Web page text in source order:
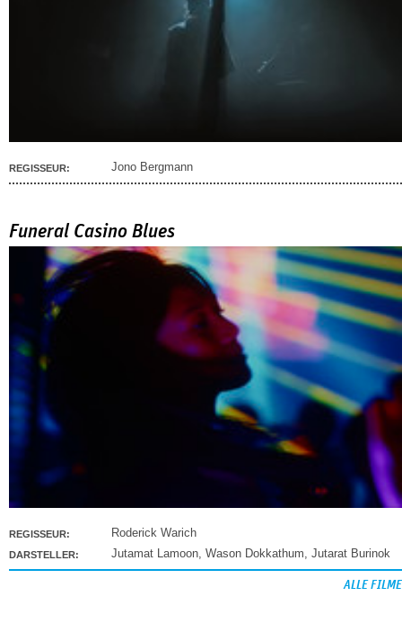
REGISSEUR: Jono Bergmann
Funeral Casino Blues
REGISSEUR: Roderick Warich
DARSTELLER: Jutamat Lamoon, Wason Dokkathum, Jutarat Burinok
ALLE FILME